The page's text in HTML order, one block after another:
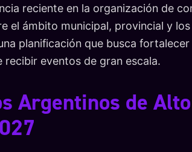
reciente en la organización de
el ámbito municipal, provincial y
planificación que busca
eventos de gran escala.
Argentinos de Alto